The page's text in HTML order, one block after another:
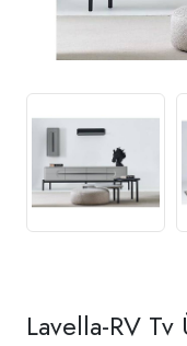
Lavella-RV Tv